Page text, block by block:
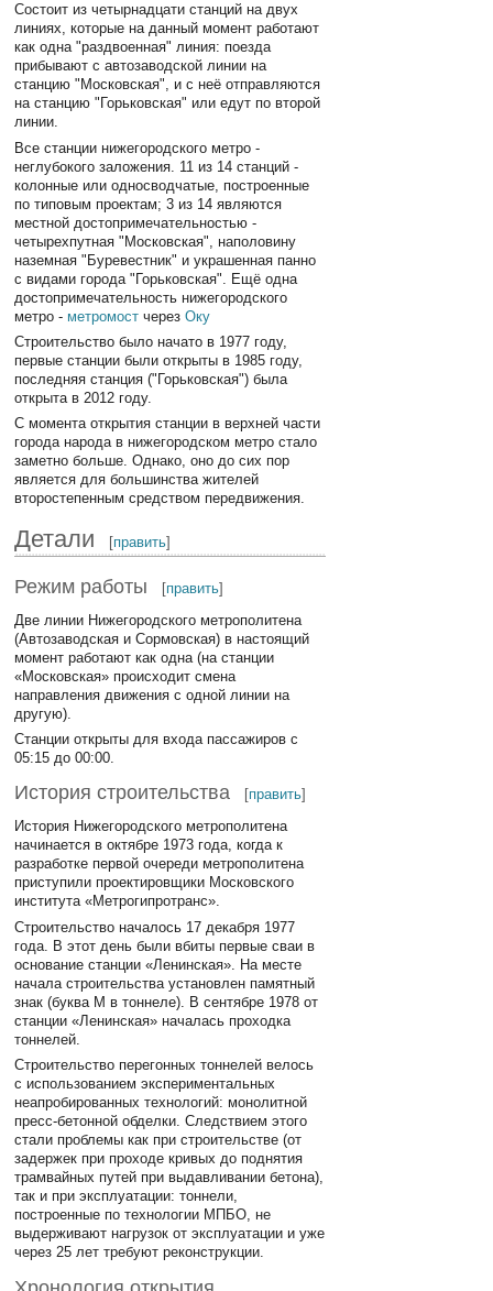
Состоит из четырнадцати станций на двух
линиях, которые на данный момент работают
как одна "раздвоенная" линия: поезда
прибывают с автозаводской линии на
станцию "Московская", и с неё отправляются
на станцию "Горьковская" или едут по второй
линии.
Все станции нижегородского метро -
неглубокого заложения. 11 из 14 станций -
колонные или односводчатые, построенные
по типовым проектам; 3 из 14 являются
местной достопримечательностью -
четырехпутная "Московская", наполовину
наземная "Буревестник" и украшенная панно
с видами города "Горьковская". Ещё одна
достопримечательность нижегородского
метро - метромост черезОку
Строительство было начато в 1977 году,
первые станции были открыты в 1985 году,
последняя станция ("Горьковская") была
открыта в 2012 году.
С момента открытия станции в верхней части
города народа в нижегородском метро стало
заметно больше. Однако, оно до сих пор
является для большинства жителей
второстепенным средством передвижения.
Детали [править]
Режим работы [править]
Две линии Нижегородского метрополитена
(Автозаводская и Сормовская) в настоящий
момент работают как одна (на станции
«Московская» происходит смена
направления движения с одной линии на
другую).
Станции открыты для входа пассажиров с
05:15 до 00:00.
История строительства [править]
История Нижегородского метрополитена
начинается в октябре 1973 года, когда к
разработке первой очереди метрополитена
приступили проектировщики Московского
института «Метрогипротранс».
Строительство началось 17 декабря 1977
года. В этот день были вбиты первые сваи в
основание станции «Ленинская». На месте
начала строительства установлен памятный
знак (буква М в тоннеле). В сентябре 1978 от
станции «Ленинская» началась проходка
тоннелей.
Строительство перегонных тоннелей велось
с использованием экспериментальных
неапробированных технологий: монолитной
пресс-бетонной обделки. Следствием этого
стали проблемы как при строительстве (от
задержек при проходе кривых до поднятия
трамвайных путей при выдавливании бетона),
так и при эксплуатации: тоннели,
построенные по технологии МПБО, не
выдерживают нагрузок от эксплуатации и уже
через 25 лет требуют реконструкции.